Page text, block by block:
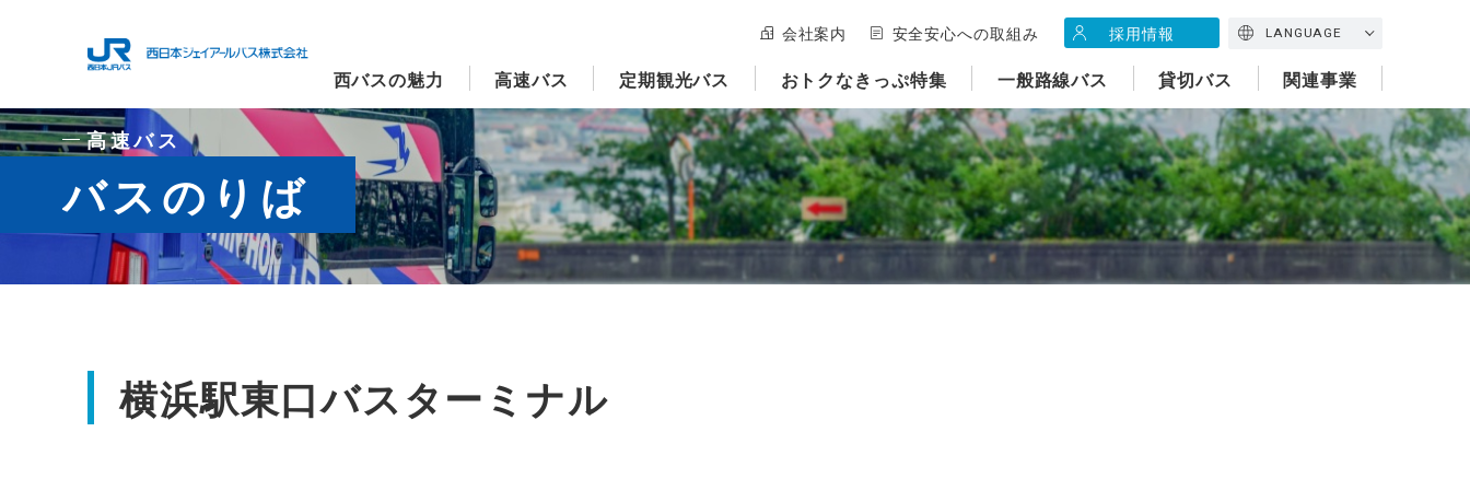
会社案内 安全安心への取組み 採用情報 LANGUAGE
西バスの魅力 高速バス 定期観光バス おトクなきっぷ特集 一般路線バス 貸切バス 関連事業
高速バス
バスのりば
横浜駅東口バスターミナル